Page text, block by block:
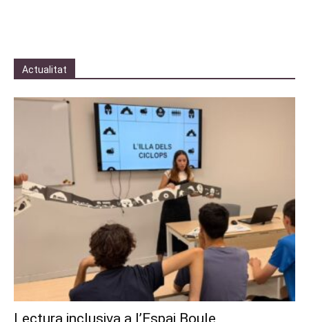
Actualitat